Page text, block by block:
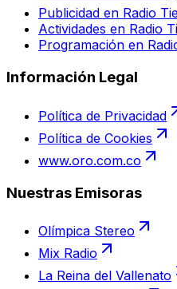
Publicidad en Radio
Actividades en Radio
Programación en
Información Legal
Política de Privacidad
Política de Cookies
www.oro.com.co
Nuestras Emisoras
Olímpica Stereo
Mix Radio
La Reina del Vallenato